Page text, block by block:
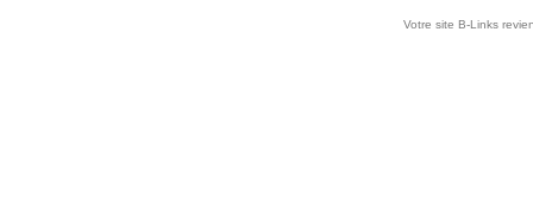
Votre site B-Links